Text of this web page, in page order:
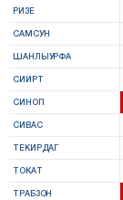
РИЗЕ
САМСУН
ШАНЛЫУРФА
СИИРТ
СИНОП
СИВАС
ТЕКИРДАГ
ТОКАТ
ТРАБЗОН